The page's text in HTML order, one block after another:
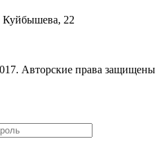
Куйбышева, 22
Авторские права защищены